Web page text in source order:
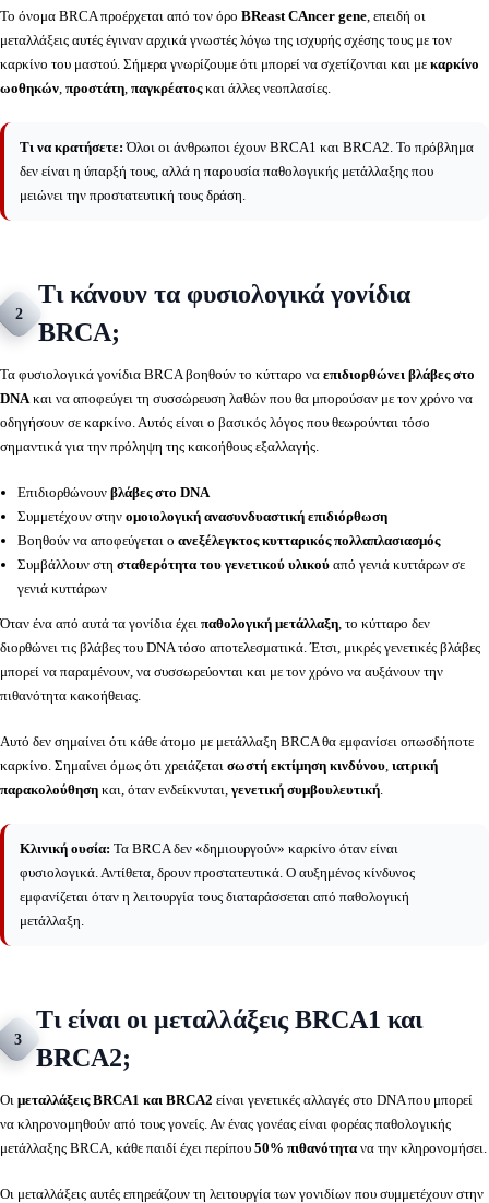
Το όνομα BRCA προέρχεται από τον όρο BReast CAncer gene, επειδή οι
μεταλλάξεις αυτές έγιναν αρχικά γνωστές λόγω της ισχυρής σχέσης τους με τον
καρκίνο του μαστού. Σήμερα γνωρίζουμε ότι μπορεί να σχετίζονται και με καρκίνο
ωοθηκών, προστάτη, παγκρέατοςκαι άλλες νεοπλασίες.
Τι να κρατήσετε: Όλοι οι άνθρωποι έχουν BRCA1 και BRCA2. Το πρόβλημα
δεν είναι η ύπαρξή τους, αλλά η παρουσία παθολογικής μετάλλαξης που
μειώνει την προστατευτική τους δράση.
2
Τι κάνουν τα φυσιολογικά γονίδια
BRCA;
Τα φυσιολογικά γονίδια BRCA βοηθούν το κύτταρο να επιδιορθώνει βλάβες στο
DNAκαι να αποφεύγει τη συσσώρευση λαθών που θα μπορούσαν με τον χρόνο να
οδηγήσουν σε καρκίνο. Αυτός είναι ο βασικός λόγος που θεωρούνται τόσο
σημαντικά για την πρόληψη της κακοήθους εξαλλαγής.
Επιδιορθώνουν βλάβες στο DNA
Συμμετέχουν στην ομοιολογική ανασυνδυαστική επιδιόρθωση
Βοηθούν να αποφεύγεται ο ανεξέλεγκτος κυτταρικός πολλαπλασιασμός
Συμβάλλουν στη σταθερότητα του γενετικού υλικούαπό γενιά κυττάρων σε
γενιά κυττάρων
Όταν ένα από αυτά τα γονίδια έχει παθολογική μετάλλαξη, το κύτταρο δεν
διορθώνει τις βλάβες του DNA τόσο αποτελεσματικά. Έτσι, μικρές γενετικές βλάβες
μπορεί να παραμένουν, να συσσωρεύονται και με τον χρόνο να αυξάνουν την
πιθανότητα κακοήθειας.
Αυτό δεν σημαίνει ότι κάθε άτομο με μετάλλαξη BRCA θα εμφανίσει οπωσδήποτε
καρκίνο. Σημαίνει όμως ότι χρειάζεται σωστή εκτίμηση κινδύνου, ιατρική
παρακολούθηση και, όταν ενδείκνυται, γενετική συμβουλευτική.
Κλινική ουσία: Τα BRCA δεν «δημιουργούν» καρκίνο όταν είναι
φυσιολογικά. Αντίθετα, δρουν προστατευτικά. Ο αυξημένος κίνδυνος
εμφανίζεται όταν η λειτουργία τους διαταράσσεται από παθολογική
μετάλλαξη.
3
Τι είναι οι μεταλλάξεις BRCA1 και
BRCA2;
Οι μεταλλάξεις BRCA1 και BRCA2 είναι γενετικές αλλαγές στο DNA που μπορεί
να κληρονομηθούν από τους γονείς. Αν ένας γονέας είναι φορέας παθολογικής
μετάλλαξης BRCA, κάθε παιδί έχει περίπου 50% πιθανότητα να την κληρονομήσει.
Οι μεταλλάξεις αυτές επηρεάζουν τη λειτουργία των γονιδίων που συμμετέχουν στην